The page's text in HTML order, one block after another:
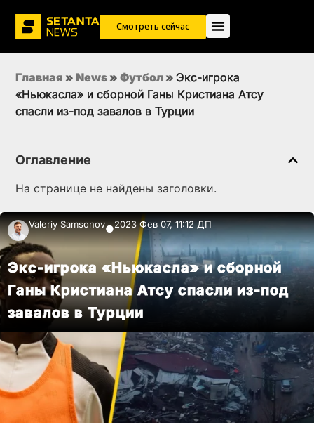
Смотреть сейчас
Главная » News » Футбол » Экс-игрока
«Ньюкасла» и сборной Ганы Кристиана Атсу
спасли из-под завалов в Турции
Оглавление
На странице не найдены заголовки.
Valeriy Samsonov●2023 Фев 07, 11:12 ДП
Экс-игрока «Ньюкасла» и сборной
Ганы Кристиана Атсу спасли из-под
завалов в Турции